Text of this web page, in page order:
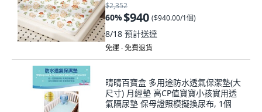
$2,352
60%$940 ($940.00/1個)
8/18 預計送達
免運 ∙ 免費退貨
晴晴百寶盒 多用途防水透氣保潔墊(大
尺寸) 月經墊 高CP值寶寶小孩實用透
氣隔尿墊 保母證照模擬換尿布, 1個